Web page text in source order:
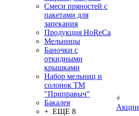
Смеси пряностей с
пакетами для
запекания
Продукция HoReCa
Мельницы
Баночки с
откидными
крышками
Набор мельниц и
солонок ТМ
"Приправыч"
Бакалея
+ ЕЩЕ 8
Акции